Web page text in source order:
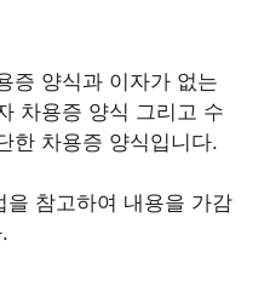
증 양식과 이자가 없는
차용증 양식 그리고 수
한 차용증 양식입니다.
참고하여 내용을 가감